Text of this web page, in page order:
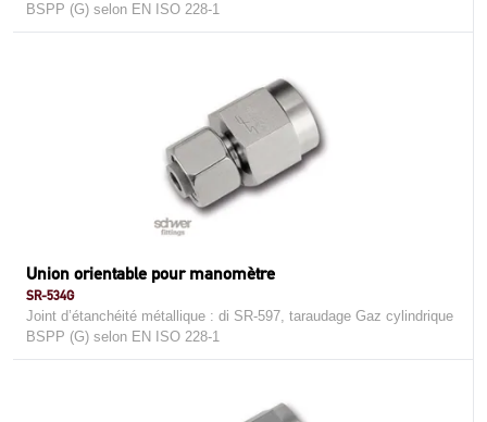
BSPP (G) selon EN ISO 228-1
Union orientable pour manomètre
SR-534G
Joint d’étanchéité métallique : di SR-597, taraudage Gaz cylindrique
BSPP (G) selon EN ISO 228-1